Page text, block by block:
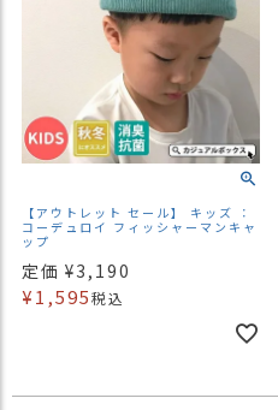
【アウトレット セール】 キッズ ：
コーデュロイ フィッシャーマンキャ
ップ
定価 ¥3,190
¥1,595税込